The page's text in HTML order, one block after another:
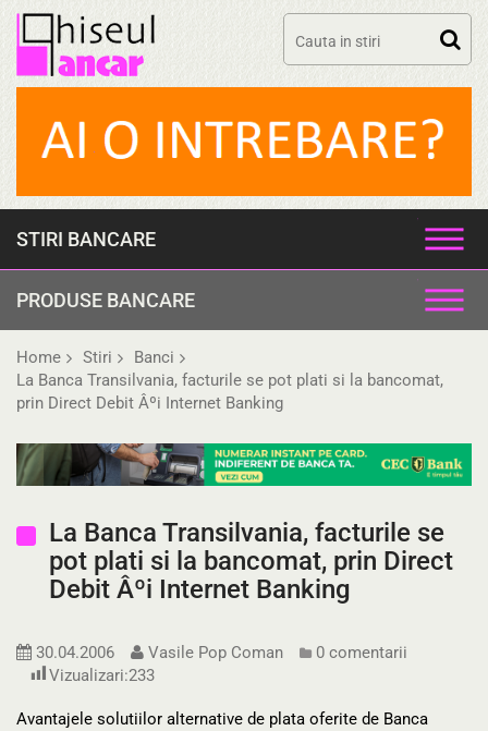
Skip
STIRI BANCARE
PRODUSE BANCARE
Home Stiri
Banci
La Banca Transilvania, facturile se pot plati si la bancomat,
prin Direct Debit Âºi Internet Banking
La Banca Transilvania, facturile se
pot plati si la bancomat, prin Direct
Debit Âºi Internet Banking
30.04.2006 Vasile Pop Coman
0 comentarii
Vizualizari:233
Avantajele solutiilor alternative de plata oferite de Banca